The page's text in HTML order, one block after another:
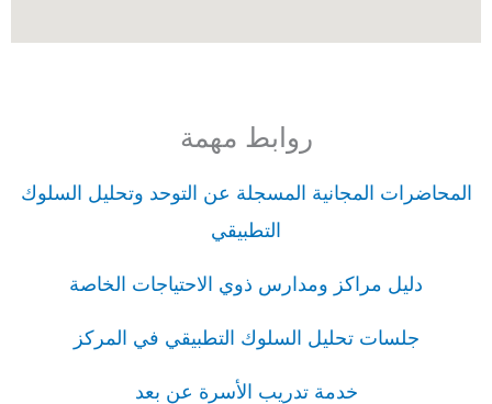
روابط مهمة
المحاضرات المجانية المسجلة عن التوحد وتحليل السلوك
التطبيقي
دليل مراكز ومدارس ذوي الاحتياجات الخاصة
جلسات تحليل السلوك التطبيقي في المركز
خدمة تدريب الأسرة عن بعد